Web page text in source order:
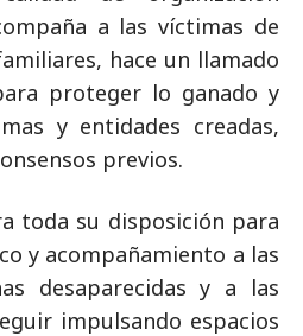
a las víctimas de
hace un llamado
proteger lo ganado y
y entidades creadas,
previos.
toda su disposición para
y acompañamiento a las
desaparecidas y a las
impulsando espacios